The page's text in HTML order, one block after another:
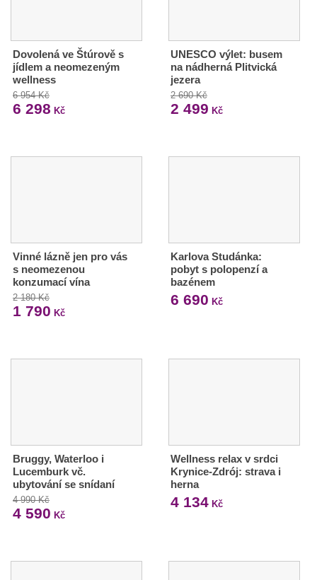
Dovolená ve Štúrově s
jídlem a neomezeným
wellness
6 954 Kč
6 298 Kč
UNESCO výlet: busem
na nádherná Plitvická
jezera
2 690 Kč
2 499 Kč
Vinné lázně jen pro vás
s neomezenou
konzumací vína
2 180 Kč
1 790 Kč
Karlova Studánka:
pobyt s polopenzí a
bazénem
6 690 Kč
Bruggy, Waterloo i
Lucemburk vč.
ubytování se snídaní
4 990 Kč
4 590 Kč
Wellness relax v srdci
Krynice-Zdrój: strava i
herna
4 134Kč